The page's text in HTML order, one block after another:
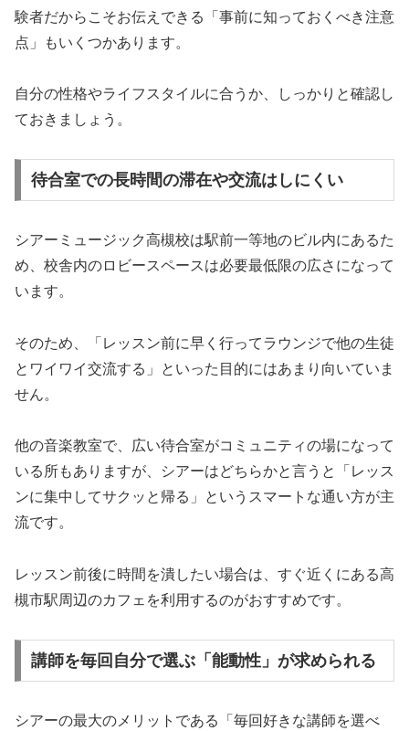
験者だからこそお伝えできる「事前に知っておくべき注意
点」もいくつかあります。
自分の性格やライフスタイルに合うか、しっかりと確認し
ておきましょう。
待合室での長時間の滞在や交流はしにくい
シアーミュージック高槻校は駅前一等地のビル内にあるた
め、校舎内のロビースペースは必要最低限の広さになって
います。
そのため、「レッスン前に早く行ってラウンジで他の生徒
とワイワイ交流する」といった目的にはあまり向いていま
せん。
他の音楽教室で、広い待合室がコミュニティの場になって
いる所もありますが、シアーはどちらかと言うと「レッス
ンに集中してサクッと帰る」というスマートな通い方が主
流です。
レッスン前後に時間を潰したい場合は、すぐ近くにある高
槻市駅周辺のカフェを利用するのがおすすめです。
講師を毎回自分で選ぶ「能動性」が求められる
シアーの最大のメリットである「毎回好きな講師を選べ